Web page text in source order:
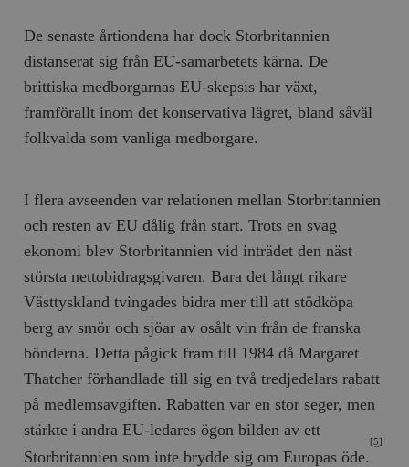
De senaste årtiondena har dock Storbritannien
distanserat sig från EU-samarbetets kärna. De
brittiska medborgarnas EU-skepsis har växt,
framförallt inom det konservativa lägret, bland såväl
folkvalda som vanliga medborgare.
I flera avseenden var relationen mellan Storbritannien
och resten av EU dålig från start. Trots en svag
ekonomi blev Storbritannien vid inträdet den näst
största nettobidragsgivaren. Bara det långt rikare
Västtyskland tvingades bidra mer till att stödköpa
berg av smör och sjöar av osålt vin från de franska
bönderna. Detta pågick fram till 1984 då Margaret
Thatcher förhandlade till sig en två tredjedelars rabatt
på medlemsavgiften. Rabatten var en stor seger, men
stärkte i andra EU-ledares ögon bilden av ett
Storbritannien som inte brydde sig om Europas öde.
[5]